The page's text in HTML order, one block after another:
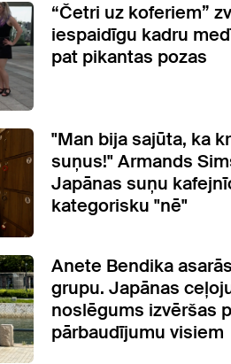
“Četri uz koferiem”
iespaidīgu kadru
pat pikantas pozas
"Man bija sajūta, ka
suņus!" Armands
Japānas suņu
kategorisku "nē"
Anete Bendika
grupu. Japānas
noslēgums izvēršas
pārbaudījumu visiem